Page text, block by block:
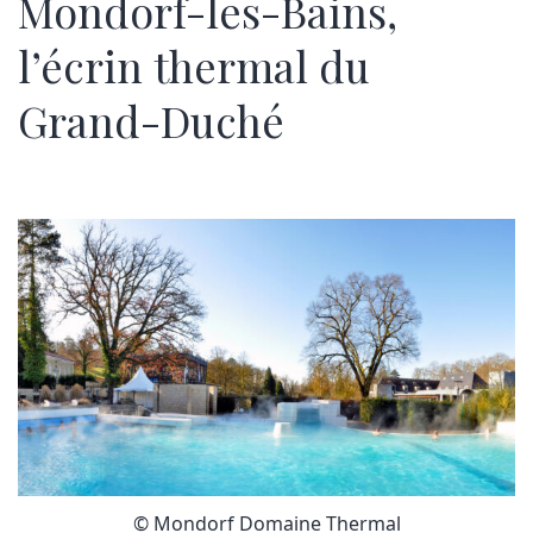
l’écrin thermal du
Grand-Duché
© Mondorf Domaine Thermal